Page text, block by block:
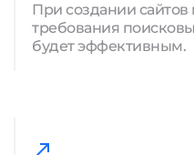
При создании
требования
будет эффективным.